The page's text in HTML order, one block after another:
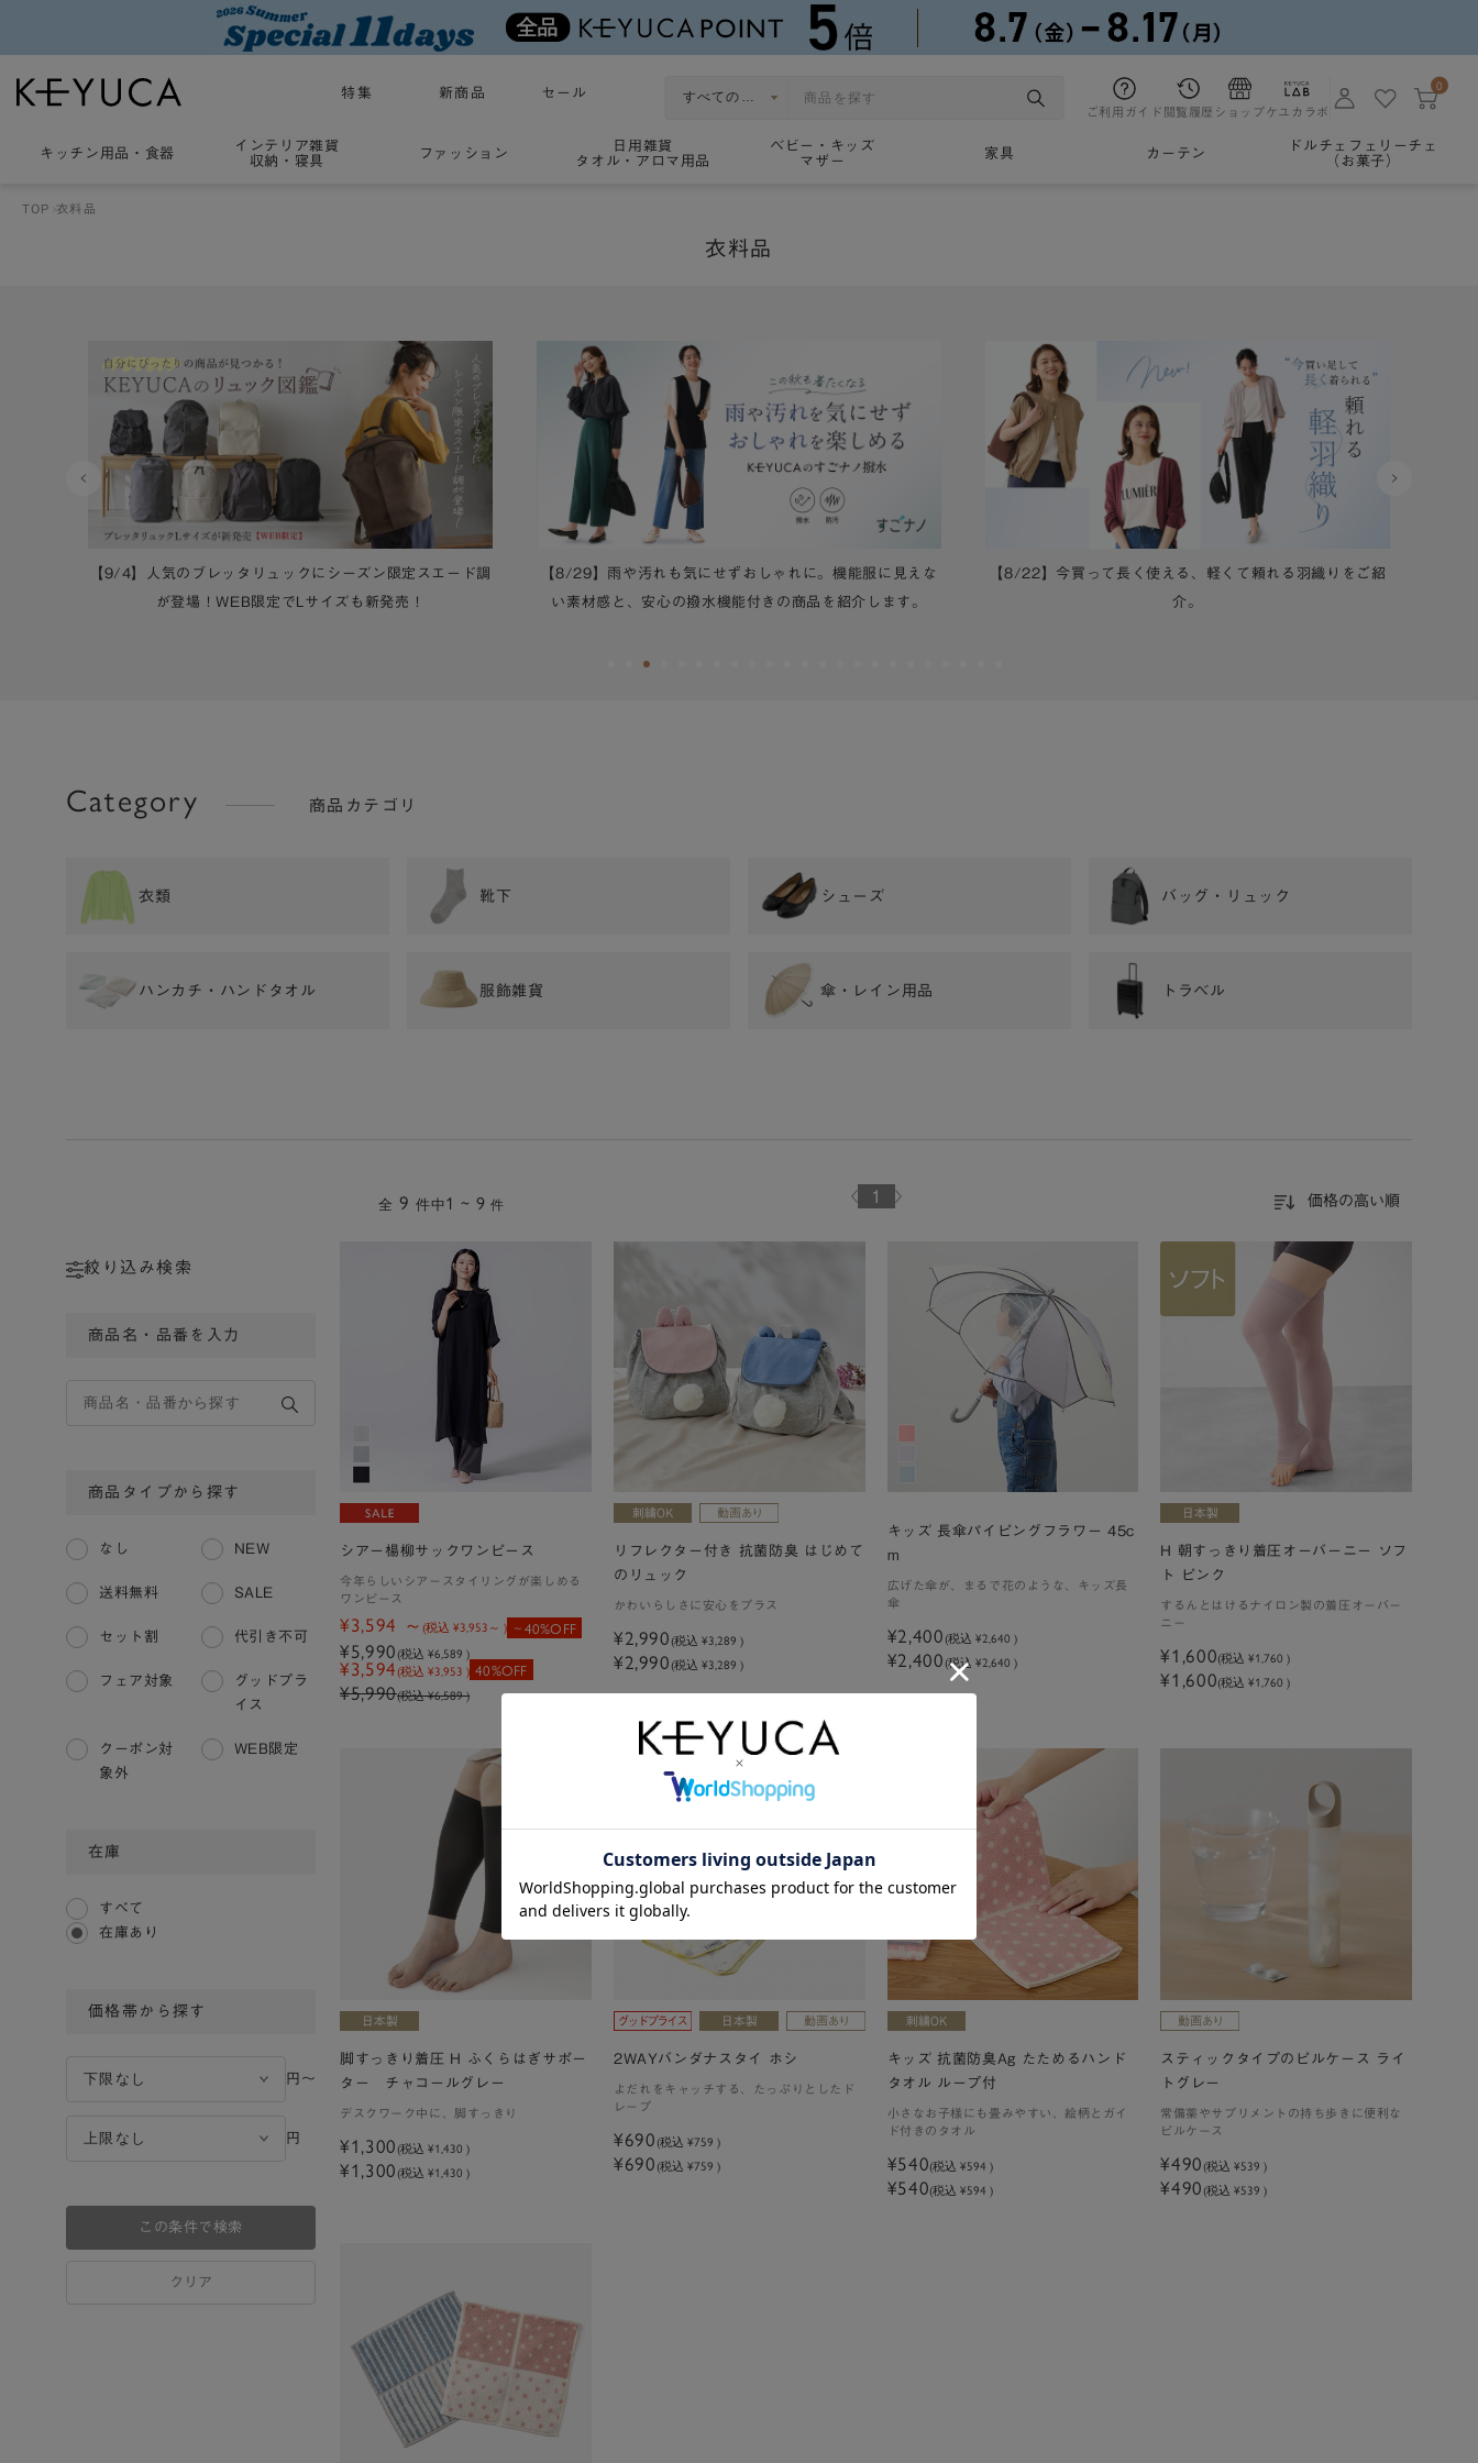
特集 新商品 セール
ご利用ガイド 閲覧履歴 ショップケユカラボ
0
キッチン用品 ・ 食器
インテリア雑貨
収納・寝具
ファッション
日用雑貨
タオル・アロマ用品
ベビー・キッズ
マザー
家具 カーテン
ドルチェフェリーチェ
（お菓子）
TOP 衣料品
衣料品
【9/4】人気のブレッタリュックにシーズン限定スエード調
が登場！WEB限定でLサイズも新発売！
【8/29】雨や汚れも気にせずおしゃれに。機能服に見えな
い素材感と、安心の撥水機能付きの商品を紹介します。
【8/22】今買って長く使える、軽くて頼れる羽織りをご紹
介。
Category 商品カテゴリ
衣類 靴下 シューズ バッグ・リュック
ハンカチ・ハンドタオル 服飾雑貨 傘・レイン用品 トラベル
絞り込み検索
商品名・品番を入力
商品タイプから探す
なし NEW
送料無料 SALE
セット割 代引き不可
フェア対象
グッドプラ
イス
クーポン対
象外
WEB限定
在庫
すべて
在庫あり
価格帯から探す
円〜
円
この条件で検索
クリア
全 9 件中1 ~ 9 件 1 価格の高い順
シアー楊柳サックワンピース
今年らしいシアースタイリングが楽しめる
ワンピース
¥3,594 (税込¥3,953 ) 40%OFF
¥5,990 (税込¥6,589 )
¥3,594(税込 ¥3,953 ) 40%OFF
¥5,990(税込 ¥6,589 )
リフレクター付き 抗菌防臭 はじめて
のリュック
かわいらしさに安心をプラス
¥2,990 (税込 ¥3,289 )
¥2,990 (税込 ¥3,289 )
キッズ 長傘パイピングフラワー 45c
m
広げた傘が、まるで花のような、キッズ長
傘
¥2,400 (税込 ¥2,640 )
¥2,400 (税込 ¥2,640 )
H 朝すっきり着圧オーバーニー ソフ
ト ピンク
するんとはけるナイロン製の着圧オーバー
ニー
¥1,600(税込¥1,760 )
¥1,600(税込 ¥1,760 )
脚すっきり着圧 H ふくらはぎサポー
ター チャコールグレー
デスクワーク中に、脚すっきり
¥1,300 (税込¥1,430 )
¥1,300 (税込 ¥1,430 )
2WAYバンダナスタイ ホシ
よだれをキャッチする、たっぷりとしたド
レープ
¥690 (税込 ¥759 )
¥690 (税込 ¥759 )
キッズ 抗菌防臭Ag たためるハンド
タオル ループ付
小さなお子様にも畳みやすい、絵柄とガイ
ド付きのタオル
¥540(税込¥594 )
¥540(税込 ¥594 )
スティックタイプのピルケース ライ
トグレー
常備薬やサプリメントの持ち歩きに便利な
ピルケース
¥490 (税込 ¥539 )
¥490 (税込 ¥539 )